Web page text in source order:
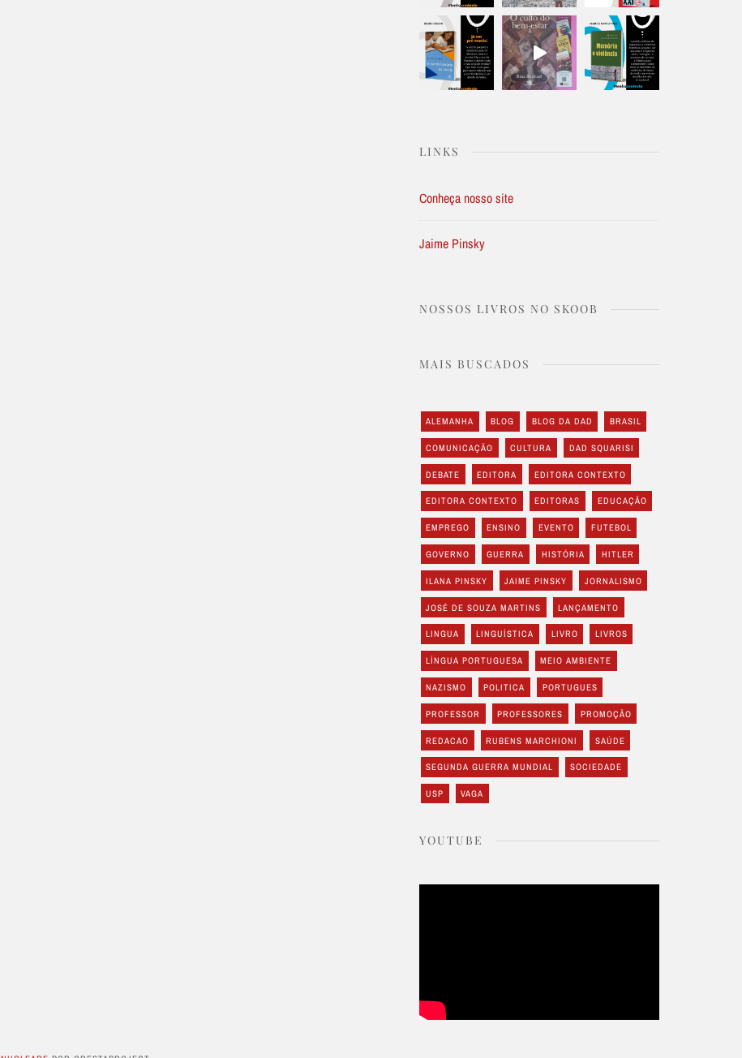
LINKS
Conheça nosso site
Jaime Pinsky
NOSSOS LIVROS NO SKOOB
MAIS BUSCADOS
ALEMANHA BLOG BLOG DA DAD BRASIL
COMUNICAÇÃO CULTURA DAD SQUARISI
DEBATE EDITORA EDITORA CONTEXTO
EDITORA CONTEXTO EDITORAS EDUCAÇÃO
EMPREGO ENSINO EVENTO FUTEBOL
GOVERNO GUERRA HISTÓRIA HITLER
ILANA PINSKY JAIME PINSKY JORNALISMO
JOSÉ DE SOUZA MARTINS LANÇAMENTO
LINGUA LINGUÍSTICA LIVRO LIVROS
LÍNGUA PORTUGUESA MEIO AMBIENTE
NAZISMO POLITICA PORTUGUES
PROFESSOR PROFESSORES PROMOÇÃO
REDACAO RUBENS MARCHIONI SAÚDE
SEGUNDA GUERRA MUNDIAL SOCIEDADE
USP VAGA
YOUTUBE